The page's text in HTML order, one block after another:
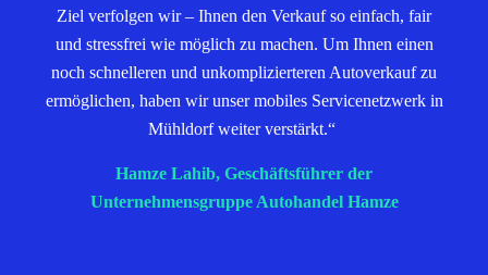
Ziel verfolgen wir – Ihnen den Verkauf so einfach, fair
und stressfrei wie möglich zu machen. Um Ihnen einen
noch schnelleren und unkomplizierteren Autoverkauf zu
ermöglichen, haben wir unser mobiles Servicenetzwerk in
Mühldorf weiter verstärkt.“
Hamze Lahib, Geschäftsführer der
Unternehmensgruppe Autohandel Hamze